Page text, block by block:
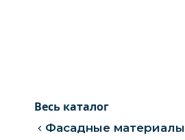
Весь каталог
Фасадные материалы